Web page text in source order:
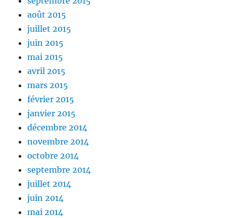
août 2015
juillet 2015
juin 2015
mai 2015
avril 2015
mars 2015
février 2015
janvier 2015
décembre 2014
novembre 2014
octobre 2014
septembre 2014
juillet 2014
juin 2014
mai 2014